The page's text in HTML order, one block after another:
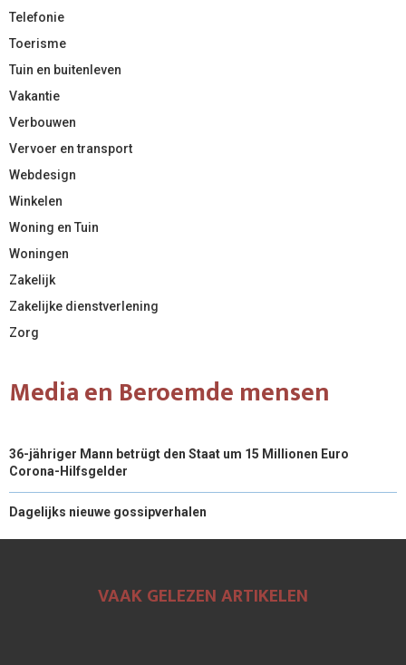
Telefonie
Toerisme
Tuin en buitenleven
Vakantie
Verbouwen
Vervoer en transport
Webdesign
Winkelen
Woning en Tuin
Woningen
Zakelijk
Zakelijke dienstverlening
Zorg
Media en Beroemde mensen
36-jähriger Mann betrügt den Staat um 15 Millionen Euro
Corona-Hilfsgelder
Dagelijks nieuwe gossipverhalen
VAAK GELEZEN ARTIKELEN